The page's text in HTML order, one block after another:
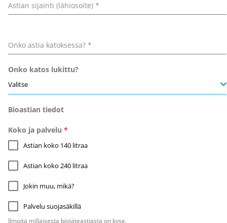
Astian sijainti (lähiosoite) *
Onko astia katoksessa? *
Onko katos lukittu?
Valitse
Bioastian tiedot
Koko ja palvelu *
Astian koko 140 litraa
Astian koko 240 litraa
Jokin muu, mikä?
Palvelu suojasäkillä
Ilmoita millaisesta biojäteastiasta on kyse.